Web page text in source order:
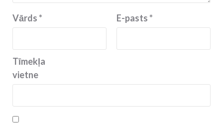
Vārds* E-pasts*
Tīmekļa
vietne